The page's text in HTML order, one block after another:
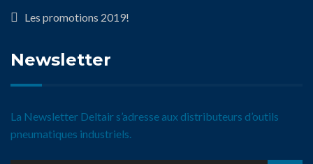
Les promotions 2019!
Newsletter
La Newsletter Deltair s’adresse aux distributeurs d’outils
pneumatiques industriels.